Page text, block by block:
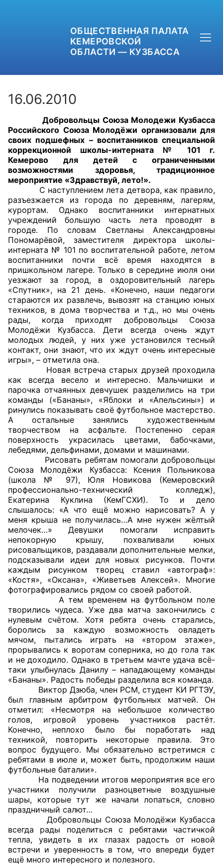
ОБЩЕСТВЕННАЯ ПАЛАТА
КЕМЕРОВСКОЙ
ОБЛАСТИ — КУЗБАССА
+7 (3842) 58-82-40
OPKO42@BK.RU
ОБРАТНАЯ СВЯЗЬ
Главная
Общественные советы
Общественные советы при территориальных
органах федеральных органов
исполнительной власти
Общественные советы по проведению
независимой оценки качества условий
оказания услуг
О Палате
Структура Палаты
Комиссии
Экспертный совет ОП КО
Совет ОП КО
Общественный штаб
Члены ОП КО
Документы ОП КО
Регламент ОП КО
Кодекс этики ОП КО
Положения
Соглашения
Рекомендации
Порядок работы ЦОН
Аппарат ОП КО
УСТАВ ГКУ “АППАРАТ ОП КО”
Доходы руководителя за 2024 г.
16.06.2010
Добровольцы Союза Молодежи Кузбасса
Российского Союза Молодёжи организовали для
своих подшефных – воспитанников специальной
коррекционной школы-интерната № 101 г.
Кемерово для детей с ограниченными
возможностями здоровья, традиционное
мероприятие «Здравствуй, лето!».
С наступлением лета детвора, как правило,
разъезжается из города по деревням, лагерям,
курортам. Однако воспитанники интернатных
учреждений большую часть лета проводят в
городе. По словам Светланы Александровны
Пономарёвой, заместителя директора школы-
интерната № 101 по воспитательной работе, летом
воспитанники почти всё время находятся в
пришкольном лагере. Только в середине июля они
уезжают за город, в оздоровительный лагерь
«Спутник», на 21 день. «Конечно, наши педагоги
стараются их развлечь, вывозят на станцию юных
техников, в дома творчества и т.д., но мы очень
рады, когда приходят добровольцы Союза
Молодёжи Кузбасса. Дети всегда очень ждут
молодых людей, у них уже установился тесный
контакт, они знают, что их ждут очень интересные
игры», – отметила она.
Новая встреча старых друзей проходила
как всегда весело и интересно. Мальчишки и
парочка отчаянных девчушек разделились на три
команды («Бананы», «Яблоки и «Апельсины») и
ринулись показывать своё футбольное мастерство.
А остальные занялись художественным
творчеством на асфальте. Постепенно серая
поверхность украсилась цветами, бабочками,
лебедями, дельфинами, домами и машинами.
Рисовать ребятам помогали добровольцы
Союза Молодёжи Кузбасса: Ксения Польникова
(школа № 97), Юля Новикова (Кемеровский
профессионально-технический колледж),
Екатерина Куклина (КемГСХИ). То и дело
слышалось: «А что ещё можно нарисовать? А у
меня крыша не получилась…А мне нужен жёлтый
мелочек…» Девушки помогали исправить
непокорную крышу, похваливали юных
рисовальщиков, раздавали дополнительные мелки,
подсказывали идеи для новых рисунков. Почти
каждым рисунком творец ставил «автограф»:
«Костя», «Оксана», «Живетьев Алексей». Многие
фотографировались рядом со своей работой.
А тем временем на футбольном поле
творились чудеса. Уже два матча закончились с
нулевым счётом. Хотя ребята очень старались,
боролись за каждую возможность овладеть
мячом, пытались играть на «втором этаже»,
прорывались к воротам соперника, но до гола так
и не доходило. Однако в третьем мачте удача всё-
таки улыбнулась Данилу – нападающему команды
«Бананы». Радость победы разделила вся команда.
Виктор Дзюба, член РСМ, студент КИ РГТЭУ,
был главным арбитром футбольных матчей. Он
отметил: «Несмотря на небольшое количество
голов, игровой уровень участников растёт.
Конечно, неплохо было бы поработать над
техникой, повторить некоторые правила. Это
вопрос будущего. Мы обязательно встретимся с
ребятами в июле и, может быть, продолжим наши
футбольные баталии».
На подведении итогов мероприятия все его
участники получили разноцветные воздушные
шары, которые тут же начали лопаться, словно
праздничный салют…
Добровольцы Союза Молодёжи Кузбасса
всегда рады поделиться с ребятами частичкой
тепла, увидеть в их глазах радость от новой
встречи и уверенность в том, что впереди будет
ещё много интересного и полезного.